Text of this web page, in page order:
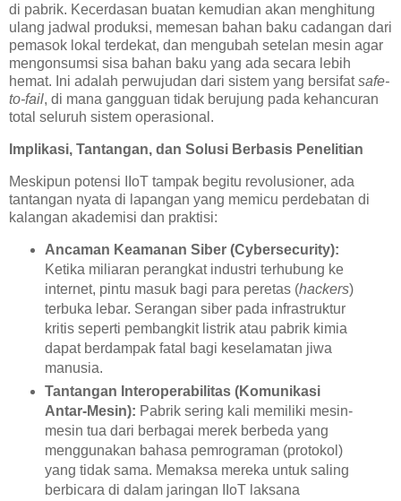
di pabrik. Kecerdasan buatan kemudian akan menghitung
ulang jadwal produksi, memesan bahan baku cadangan dari
pemasok lokal terdekat, dan mengubah setelan mesin agar
mengonsumsi sisa bahan baku yang ada secara lebih
hemat. Ini adalah perwujudan dari sistem yang bersifatsafe-
to-fail, di mana gangguan tidak berujung pada kehancuran
total seluruh sistem operasional.
Implikasi, Tantangan, dan Solusi Berbasis Penelitian
Meskipun potensi IIoT tampak begitu revolusioner, ada
tantangan nyata di lapangan yang memicu perdebatan di
kalangan akademisi dan praktisi:
Ancaman Keamanan Siber (Cybersecurity):
Ketika miliaran perangkat industri terhubung ke
internet, pintu masuk bagi para peretas (hackers)
terbuka lebar. Serangan siber pada infrastruktur
kritis seperti pembangkit listrik atau pabrik kimia
dapat berdampak fatal bagi keselamatan jiwa
manusia.
Tantangan Interoperabilitas (Komunikasi
Antar-Mesin): Pabrik sering kali memiliki mesin-
mesin tua dari berbagai merek berbeda yang
menggunakan bahasa pemrograman (protokol)
yang tidak sama. Memaksa mereka untuk saling
berbicara di dalam jaringan IIoT laksana